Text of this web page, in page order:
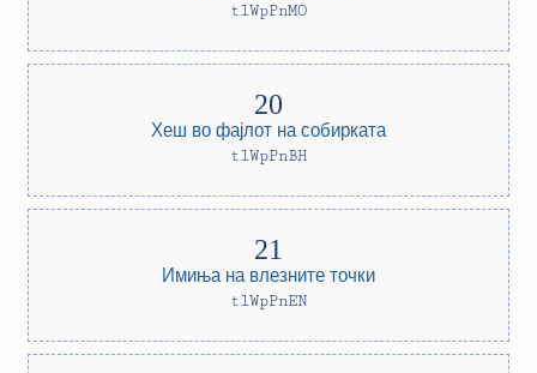
tlWpPnMO
Хеш во фајлот на собирката
tlWpPnBH
Имиња на влезните точки
tlWpPnEN